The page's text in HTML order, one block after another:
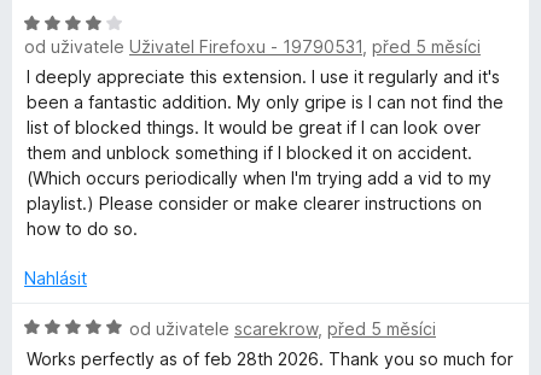
z
5
n
o
c
e
n
5
z
H
o
d
n
o
c
e
n
4
5
od uživatele Uživatel Firefoxu - 19790531 před 5 měsíci
I deeply appreciate this extension. I use it regularly and it's
been a fantastic addition. My only gripe is I can not find the
list of blocked things. It would be great if I can look over
them and unblock something if I blocked it on accident.
(Which occurs periodically when I'm trying add a vid to my
playlist.) Please consider or make clearer instructions on
how to do so.
Nahlásit
H
o
od uživatele scarekrow, před 5 měsíci
Works perfectly as of feb 28th 2026. Thank you so much for